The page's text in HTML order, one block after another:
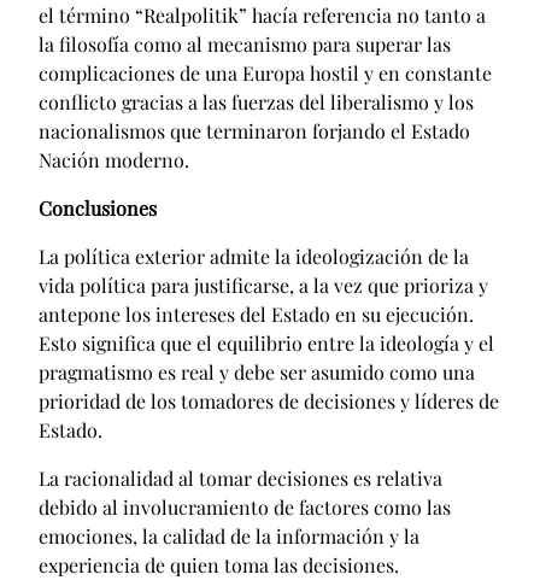
el término “Realpolitik” hacía referencia no tanto a
la filosofía como al mecanismo para superar las
complicaciones de una Europa hostil y en constante
conflicto gracias a las fuerzas del liberalismo y los
nacionalismos que terminaron forjando el Estado
Nación moderno.
Conclusiones
La política exterior admite la ideologización de la
vida política para justificarse, a la vez que prioriza y
antepone los intereses del Estado en su ejecución.
Esto significa que el equilibrio entre la ideología y el
pragmatismo es real y debe ser asumido como una
prioridad de los tomadores de decisiones y líderes de
Estado.
La racionalidad al tomar decisiones es relativa
debido al involucramiento de factores como las
emociones, la calidad de la información y la
experiencia de quien toma las decisiones.